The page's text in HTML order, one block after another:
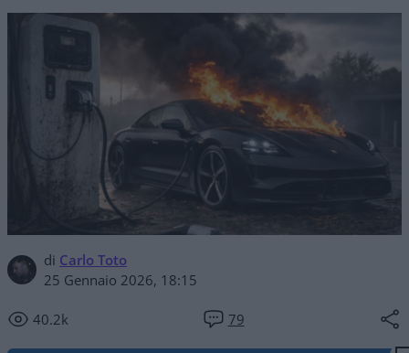
di Carlo Toto
25 Gennaio 2026, 18:15
40.2k 79